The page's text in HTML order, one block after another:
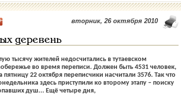
вторник, 26 октября 2010
деревень
тысячу жителей недосчитались в тутаевском
во время переписи. Должен быть 4531 человек,
пятницу 22 октября переписчики насчитали 3576. Так что
здесь приступили ко второму этапу – поиску
душ... Ещё четыре дня,